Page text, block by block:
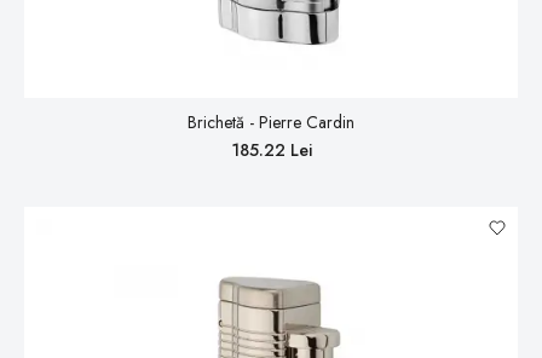
Brichetă - Pierre Cardin
185.22 Lei